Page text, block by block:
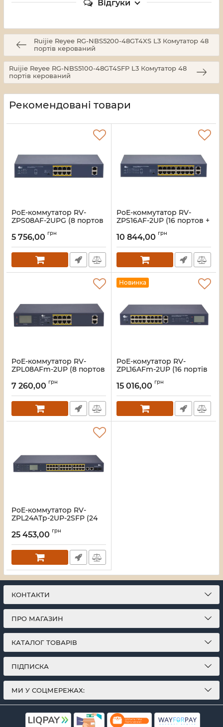
Відгуки
Ruijie Reyee RG-NBS5200-48GT4XS L3 Комутатор 48
портів керований
Ruijie Reyee RG-NBS5100-48GT4SFP L3 Комутатор 48
портів керований
Рекомендовані товари
PoE-коммутатор RV-
ZPS08AF-2UPG (8 портов
Артикул:A000279
5 756,00 грн
PoE-коммутатор RV-
ZPS16AF-2UP (16 портов +
Артикул:A000278
10 844,00 грн
PoE-коммутатор RV-
ZPL08AFm-2UP (8 портов
дисплеем
Артикул:A000282
7 260,00 грн
Новинка
PoE-комутатор RV-
ZPL16AFm-2UP (16 портів
дисплеєм
Артикул:A000283
15 016,00 грн
PoE-коммутатор RV-
ZPL24ATp-2UP-2SFP (24
повышенной мощности,
Артикул:A000281
25 453,00 грн
КОНТАКТИ
ПРО МАГАЗИН
КАТАЛОГ ТОВАРІВ
ПІДПИСКА
МИ У СОЦМЕРЕЖАХ: